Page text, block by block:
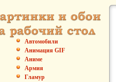
Автомобили
Анимация GIF
Аниме
Армия
Гламур